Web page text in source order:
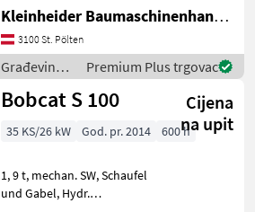
utovarivači
Kleinheider Baumaschinenhandel GmbH.
3100 St. Pölten
Građevinski
strojevi /
Bobcat
Premium Plus trgovac
Bobcat S 100
Cijena
na upit
35 KS/26 kW God. pr. 2014 600 h
1, 9 t, mechan. SW, Schaufel
und Gabel, Hydr.